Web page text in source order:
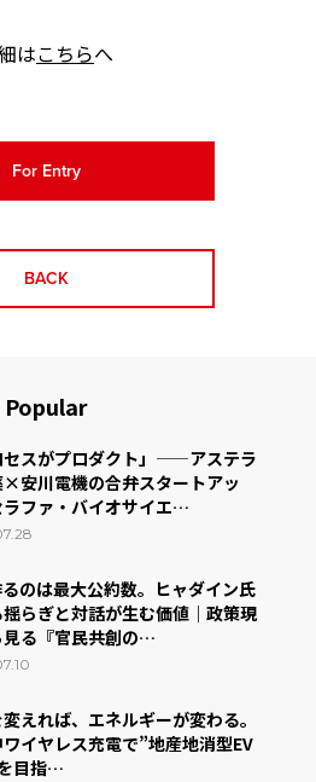
はこちらへ
For Entry
BACK
Popular
セスがプロダクト」——アステラ
×安川電機の合弁スタートアッ
ラファ・バイオサイエ…
のは最大公約数。ヒャダイン氏
らぎと対話が生む価値｜政策現
見る『官民共創の…
えれば、エネルギーが変わる。
イヤレス充電で”地産地消型EV
目指…